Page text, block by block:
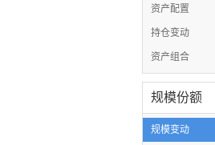
资产配置
持仓变动
资产组合
规模份额
规模变动